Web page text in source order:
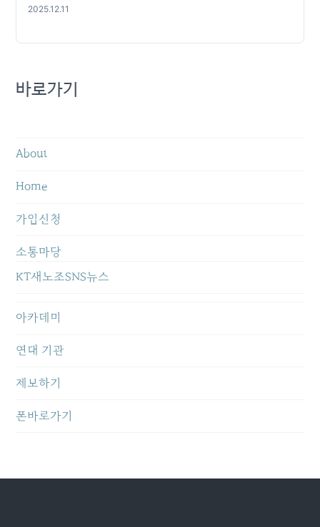
2025.12.11
바로가기
About
Home
가입신청
소통마당
KT새노조SNS뉴스
아카데미
연대 기관
제보하기
폰바로가기